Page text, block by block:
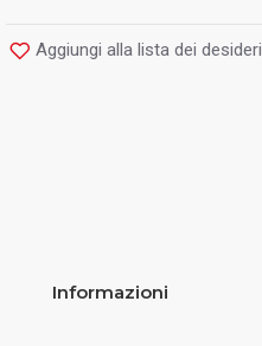
Aggiungi alla lista dei desideri
Informazioni